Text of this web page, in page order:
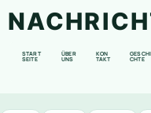
START
SEITE
ÜBER
UNS
KON
TAKT
GESCHI
CHTE